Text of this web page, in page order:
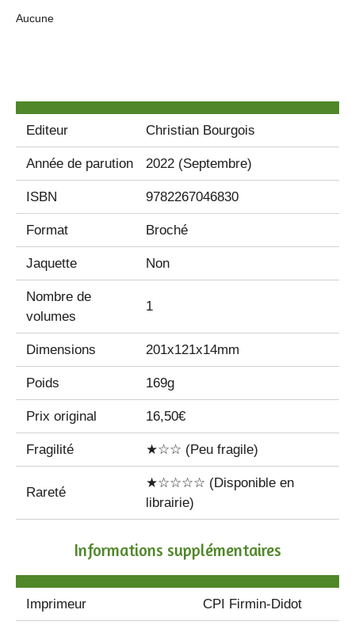
Aucune
Editeur Christian Bourgois
Année de parution 2022 (Septembre)
ISBN 9782267046830
Format Broché
Jaquette Non
Nombre de
volumes
1
Dimensions 201x121x14mm
Poids 169g
Prix original 16,50€
Fragilité ★☆☆ (Peu fragile)
Rareté
★☆☆☆☆ (Disponible en
librairie)
Informations supplémentaires
Imprimeur CPI Firmin-Didot